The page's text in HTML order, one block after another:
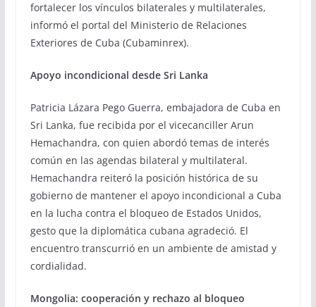
fortalecer los vínculos bilaterales y multilaterales,
informó el portal del Ministerio de Relaciones
Exteriores de Cuba (Cubaminrex).
Apoyo incondicional desde Sri Lanka
Patricia Lázara Pego Guerra, embajadora de Cuba en
Sri Lanka, fue recibida por el vicecanciller Arun
Hemachandra, con quien abordó temas de interés
común en las agendas bilateral y multilateral.
Hemachandra reiteró la posición histórica de su
gobierno de mantener el apoyo incondicional a Cuba
en la lucha contra el bloqueo de Estados Unidos,
gesto que la diplomática cubana agradeció. El
encuentro transcurrió en un ambiente de amistad y
cordialidad.
Mongolia: cooperación y rechazo al bloqueo